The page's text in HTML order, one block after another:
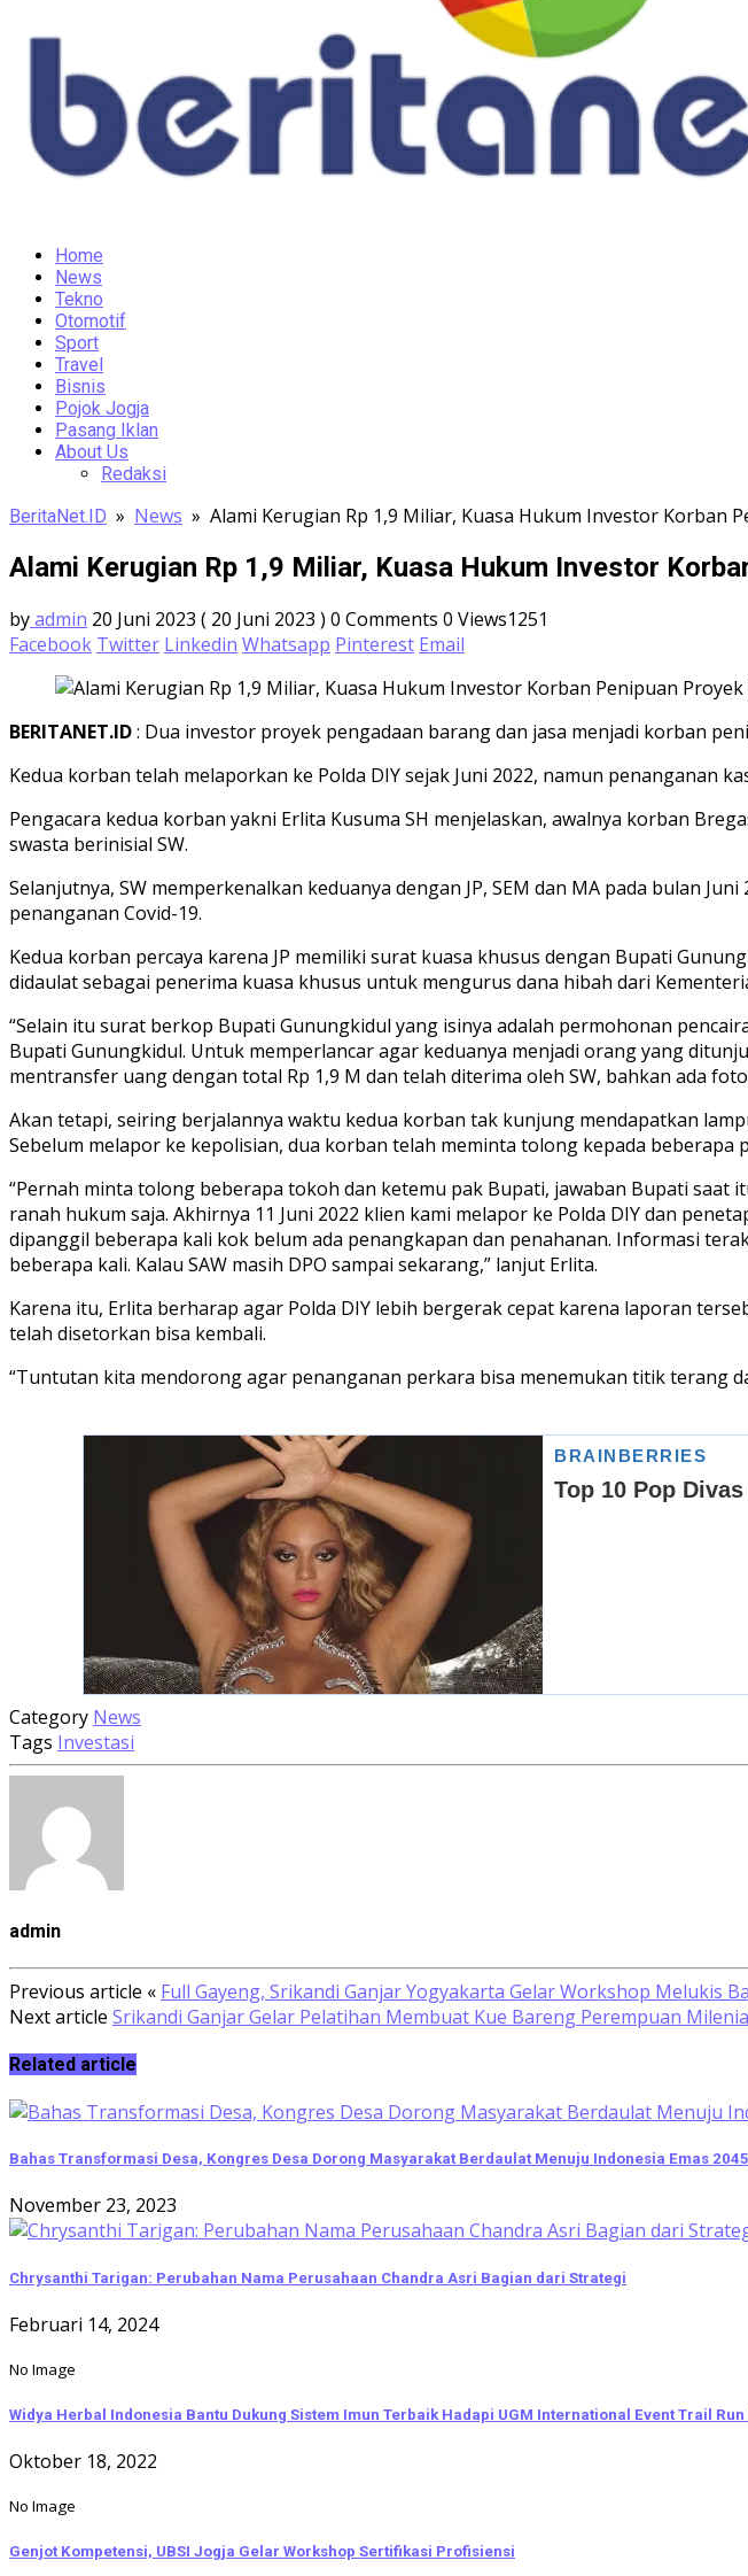
Home
News
Tekno
Otomotif
Sport
Travel
Bisnis
Pojok Jogja
Pasang Iklan
About Us
Redaksi
BeritaNet.ID » News » Alami Kerugian Rp 1,9 Miliar, Kuasa Hukum Investor Korban
Alami Kerugian Rp 1,9 Miliar, Kuasa Hukum Investor
byadmin 20 Juni 2023 ( 20 Juni 2023 ) 0 Comments 0 Views1251
Facebook Twitter Linkedin Whatsapp Pinterest Email
BERITANET.ID: Dua investor proyek pengadaan barang dan jasa menjadi korban
Kedua korban telah melaporkan ke Polda DIY sejak Juni 2022, namun penanganan
Pengacara kedua korban yakni Erlita Kusuma SH menjelaskan, awalnya korban
swasta berinisial SW.
Selanjutnya, SW memperkenalkan keduanya dengan JP, SEM dan MA pada bulan
penanganan Covid-19.
Kedua korban percaya karena JP memiliki surat kuasa khusus dengan Bupati
didaulat sebagai penerima kuasa khusus untuk mengurus dana hibah dari
“Selain itu surat berkop Bupati Gunungkidul yang isinya adalah permohonan
Bupati Gunungkidul. Untuk memperlancar agar keduanya menjadi orang yang
mentransfer uang dengan total Rp 1,9 M dan telah diterima oleh SW, bahkan ada
Akan tetapi, seiring berjalannya waktu kedua korban tak kunjung mendapatkan
Sebelum melapor ke kepolisian, dua korban telah meminta tolong kepada
“Pernah minta tolong beberapa tokoh dan ketemu pak Bupati, jawaban Bupati
ranah hukum saja. Akhirnya 11 Juni 2022 klien kami melapor ke Polda DIY dan
dipanggil beberapa kali kok belum ada penangkapan dan penahanan. Informasi
beberapa kali. Kalau SAW masih DPO sampai sekarang,” lanjut Erlita.
Karena itu, Erlita berharap agar Polda DIY lebih bergerak cepat karena laporan
telah disetorkan bisa kembali.
“Tuntutan kita mendorong agar penanganan perkara bisa menemukan titik terang
Category News
Tags Investasi
admin
Previous article « Full Gayeng, Srikandi Ganjar Yogyakarta Gelar Workshop Melukis
Next article Srikandi Ganjar Gelar Pelatihan Membuat Kue Bareng Perempuan
Related article
Bahas Transformasi Desa, Kongres Desa Dorong Masyarakat Berdaulat Menuju Indonesia Emas
November 23, 2023
Chrysanthi Tarigan: Perubahan Nama Perusahaan Chandra Asri Bagian dari Strategi
Februari 14, 2024
No Image
Widya Herbal Indonesia Bantu Dukung Sistem Imun Terbaik Hadapi UGM International Event Trail Run
Oktober 18, 2022
No Image
Genjot Kompetensi, UBSI Jogja Gelar Workshop Sertifikasi Profisiensi